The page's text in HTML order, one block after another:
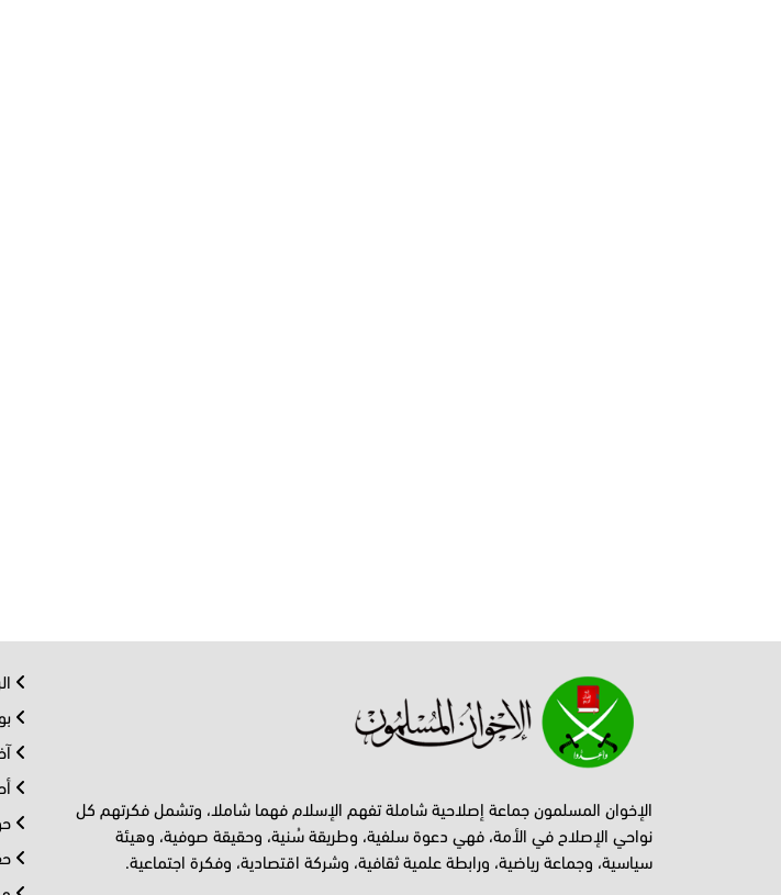
الإخوان المسلمون جماعة إصلاحية شاملة تفهم الإسلام فهما شاملا، وتشمل فكرتهم كل
نواحي الإصلاح في الأمة، فهي دعوة سلفية، وطريقة سُنية، وحقيقة صوفية، وهيئة
سياسية، وجماعة رياضية، ورابطة علمية ثقافية، وشركة اقتصادية، وفكرة اجتماعية.